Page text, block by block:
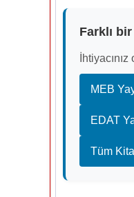
Farklı
MEB
EDAT
Tüm